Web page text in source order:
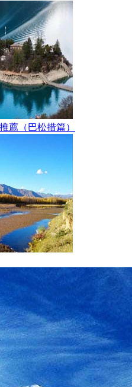
薦（巴松措篇）